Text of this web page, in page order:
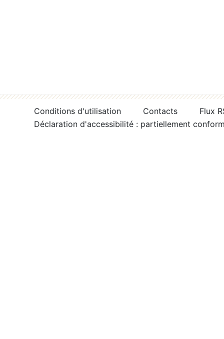
Conditions d'utilisation Contacts
Flux
Déclaration d'accessibilité : partiellement